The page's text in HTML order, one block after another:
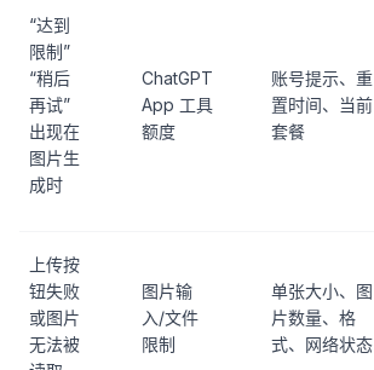
“达到
限制”
“稍后
再试”
出现在
图片生
成时
ChatGPT
App 工具
额度
账号提示、重
置时间、当前
套餐
上传按
钮失败
或图片
无法被
图片输
入/文件
限制
单张大小、图
片数量、格
式、网络状态